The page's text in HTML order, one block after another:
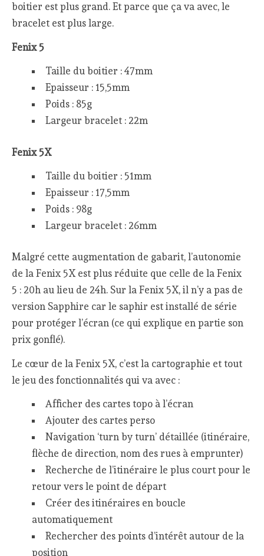
boitier est plus grand. Et parce que ça va avec, le
bracelet est plus large.
Fenix 5
Taille du boitier : 47mm
Epaisseur : 15,5mm
Poids : 85g
Largeur bracelet : 22m
Fenix 5X
Taille du boitier : 51mm
Epaisseur : 17,5mm
Poids : 98g
Largeur bracelet : 26mm
Malgré cette augmentation de gabarit, l’autonomie
de la Fenix 5X est plus réduite que celle de la Fenix
5 : 20h au lieu de 24h. Sur la Fenix 5X, il n’y a pas de
version Sapphire car le saphir est installé de série
pour protéger l’écran (ce qui explique en partie son
prix gonflé).
Le cœur de la Fenix 5X, c’est la cartographie et tout
le jeu des fonctionnalités qui va avec :
Afficher des cartes topo à l’écran
Ajouter des cartes perso
Navigation ‘turn by turn’ détaillée (itinéraire,
flèche de direction, nom des rues à emprunter)
Recherche de l’itinéraire le plus court pour le
retour vers le point de départ
Créer des itinéraires en boucle
automatiquement
Rechercher des points d’intérêt autour de la
position